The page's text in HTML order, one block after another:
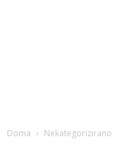
Doma Nekategorizirano